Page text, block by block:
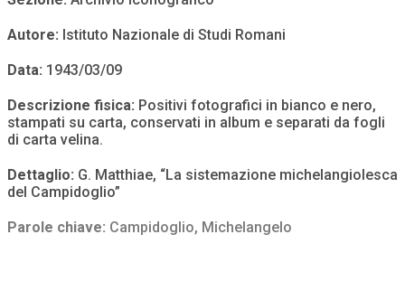
Autore: Istituto Nazionale di Studi Romani
Data: 1943/03/09
Descrizione fisica: Positivi fotografici in bianco e nero,
stampati su carta, conservati in album e separati da fogli
di carta velina.
Dettaglio: G. Matthiae, “La sistemazione michelangiolesca
del Campidoglio”
Parole chiave: Campidoglio, Michelangelo